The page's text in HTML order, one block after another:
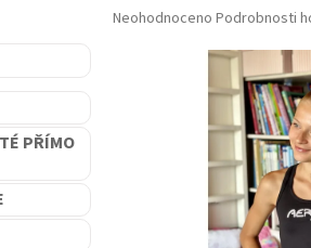
PŘÍMO
Průměrné
Neohodnoceno Podrobnosti